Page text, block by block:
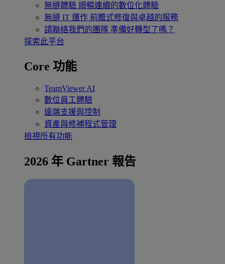
無縫體驗 順暢連續的數位化體驗
無縫 IT 運作 前瞻式修復與卓越的服務
請聯絡我們的團隊 準備好轉型了嗎？
探索此平台
Core 功能
TeamViewer AI
數位員工體驗
遠端支援與控制
資產與修補程式管理
檢視所有功能
2026 年 Gartner 報告